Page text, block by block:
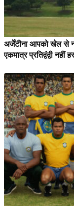
अर्जेंटीना आपको खेल से
एकमात्र प्रतिद्वंद्वी नहीं